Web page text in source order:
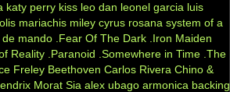
katy perry kiss leo dan leonel garcia luis
mariachis miley cyrus rosana system of a
de mando .Fear Of The Dark .Iron Maiden
Reality .Paranoid .Somewhere in Time .The
Freley Beethoven Carlos Rivera Chino &
Morat Sia alex ubago armonica backing